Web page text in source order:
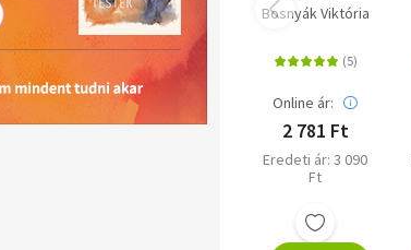
Bosnyák Viktória
Online ár:
2 781 Ft
Eredeti ár: 3 090
Ft